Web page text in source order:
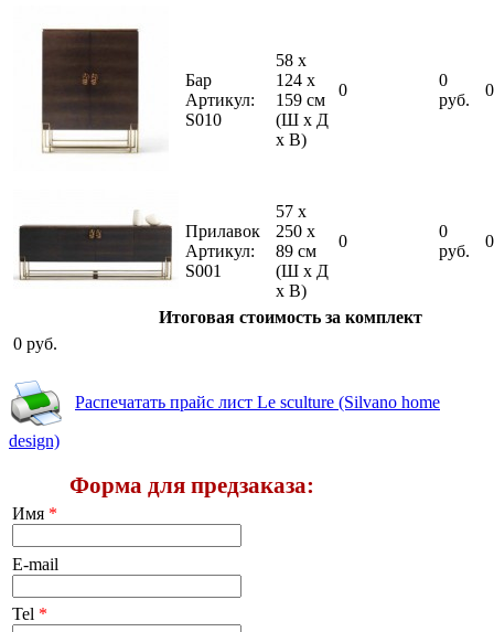
Бар
Артикул:
S010
58 x
124 x
159 см
(Ш х Д
х В)
0
0
руб.
0
Прилавок
Артикул:
S001
57 x
250 x
89 см
(Ш х Д
х В)
0
0
руб.
0
Итоговая стоимость за комплект
0 руб.
Распечатать прайс лист Le sculture (Silvano home
design)
Форма для предзаказа:
Имя *
E-mail
Tel *